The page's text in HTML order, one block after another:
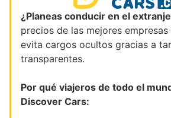
¿Planeas conducir en el
precios de las mejores
evita cargos ocultos gracias a
transparentes.
Por qué viajeros de todo el
Discover Cars: